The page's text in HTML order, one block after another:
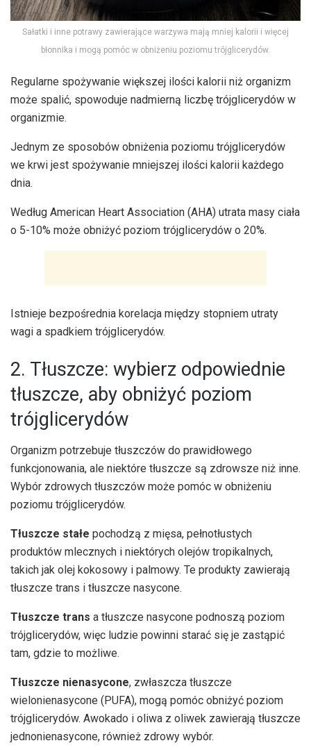
Sałatki i inne potrawy zawierające warzywa mają mniej kalorii i więcej
błonnika i mogą pomóc w obniżeniu poziomu trójglicerydów.
Regularne spożywanie większej ilości kalorii niż organizm
może spalić, spowoduje nadmierną liczbę trójglicerydów w
organizmie.
Jednym ze sposobów obniżenia poziomu trójglicerydów
we krwi jest spożywanie mniejszej ilości kalorii każdego
dnia.
Według American Heart Association (AHA) utrata masy ciała
o 5-10% może obniżyć poziom trójglicerydów o 20%.
Istnieje bezpośrednia korelacja między stopniem utraty
wagi a spadkiem trójglicerydów.
2. Tłuszcze: wybierz odpowiednie
tłuszcze, aby obniżyć poziom
trójglicerydów
Organizm potrzebuje tłuszczów do prawidłowego
funkcjonowania, ale niektóre tłuszcze są zdrowsze niż inne.
Wybór zdrowych tłuszczów może pomóc w obniżeniu
poziomu trójglicerydów.
Tłuszcze stałe pochodzą z mięsa, pełnotłustych
produktów mlecznych i niektórych olejów tropikalnych,
takich jak olej kokosowy i palmowy. Te produkty zawierają
tłuszcze trans i tłuszcze nasycone.
Tłuszcze trans a tłuszcze nasycone podnoszą poziom
trójglicerydów, więc ludzie powinni starać się je zastąpić
tam, gdzie to możliwe.
Tłuszcze nienasycone, zwłaszcza tłuszcze
wielonienasycone (PUFA), mogą pomóc obniżyć poziom
trójglicerydów. Awokado i oliwa z oliwek zawierają tłuszcze
jednonienasycone, również zdrowy wybór.